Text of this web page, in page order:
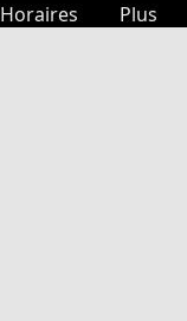
Horaires Plus